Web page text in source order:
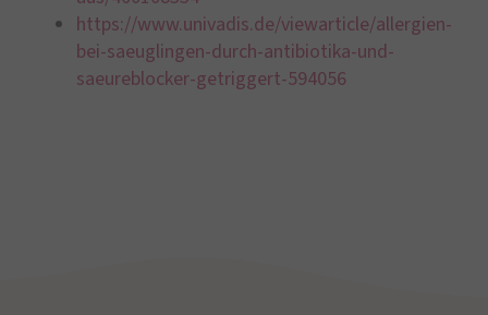
https://www.univadis.de/viewarticle/allergien-
bei-saeuglingen-durch-antibiotika-und-
saeureblocker-getriggert-594056